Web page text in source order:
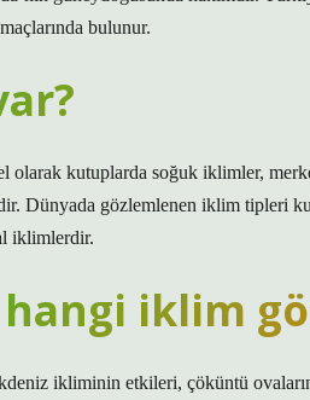
bulunur.
olarak kutuplarda soğuk iklimler,
Dünyada gözlemlenen iklim tipleri
iklimlerdir.
hangi iklim
ikliminin etkileri, çöküntü